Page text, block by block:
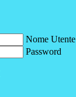
Nome Utente
Password